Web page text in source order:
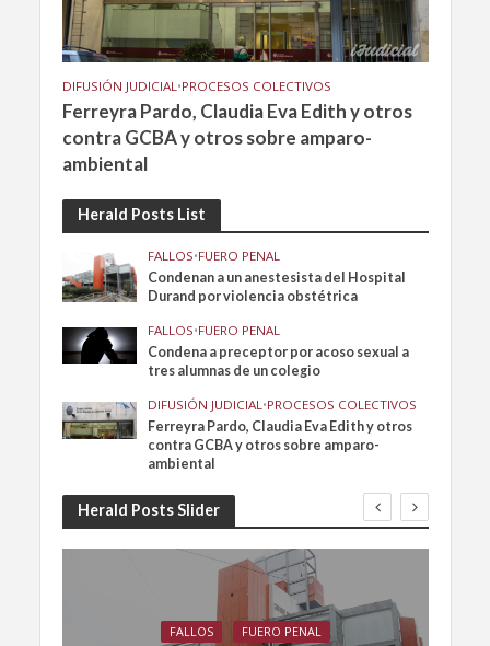
DIFUSIÓN JUDICIAL •PROCESOS COLECTIVOS
Ferreyra Pardo, Claudia Eva Edith y otros
contra GCBA y otros sobre amparo-
ambiental
Herald Posts List
FALLOS•FUERO PENAL
Condenan a un anestesista del Hospital
Durand por violencia obstétrica
FALLOS•FUERO PENAL
Condena a preceptor por acoso sexual a
tres alumnas de un colegio
DIFUSIÓN JUDICIAL •PROCESOS COLECTIVOS
Ferreyra Pardo, Claudia Eva Edith y otros
contra GCBA y otros sobre amparo-
ambiental
Herald Posts Slider
FALLOS FUERO PENAL